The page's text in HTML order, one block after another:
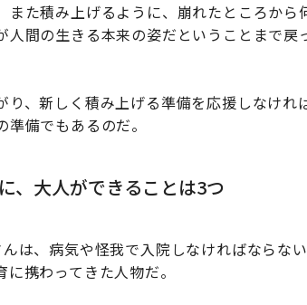
また積み上げるように、崩れたところから
間の生きる本来の姿だということまで戻
、新しく積み上げる準備を応援しなけれ
備でもあるのだ。
、大人ができることは3つ
は、病気や怪我で入院しなければならな
携わってきた人物だ。